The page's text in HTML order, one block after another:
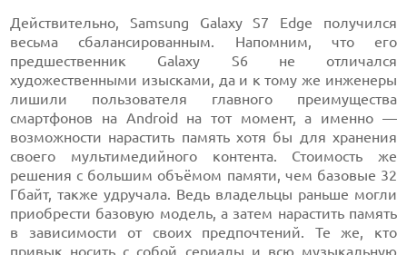
Действительно, Samsung Galaxy S7 Edge получился
весьма сбалансированным. Напомним, что его
предшественник Galaxy S6 не отличался
художественными изысками, да и к тому же инженеры
лишили пользователя главного преимущества
смартфонов на Android на тот момент, а именно —
возможности нарастить память хотя бы для хранения
своего мультимедийного контента. Стоимость же
решения с большим объёмом памяти, чем базовые 32
Гбайт, также удручала. Ведь владельцы раньше могли
приобрести базовую модель, а затем нарастить память
в зависимости от своих предпочтений. Те же, кто
привык носить с собой сериалы и всю музыкальную